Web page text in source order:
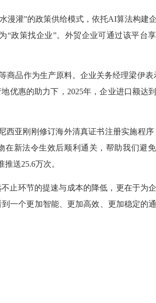
灌”的政策供给模式，依托AI算法构建企
“政策找企业”。外贸企业可通过该平台
品作为生产原料。企业关务经理梁伊表
优惠的助力下，2025年，企业进口额达
亚刚刚修订海外清真证书注册实施程序
在新法令生效后顺利通关，帮助我们避
送25.6万次。
止环节的提速与成本的降低，更在于为
一个更加智能、更加高效、更加稳定的通